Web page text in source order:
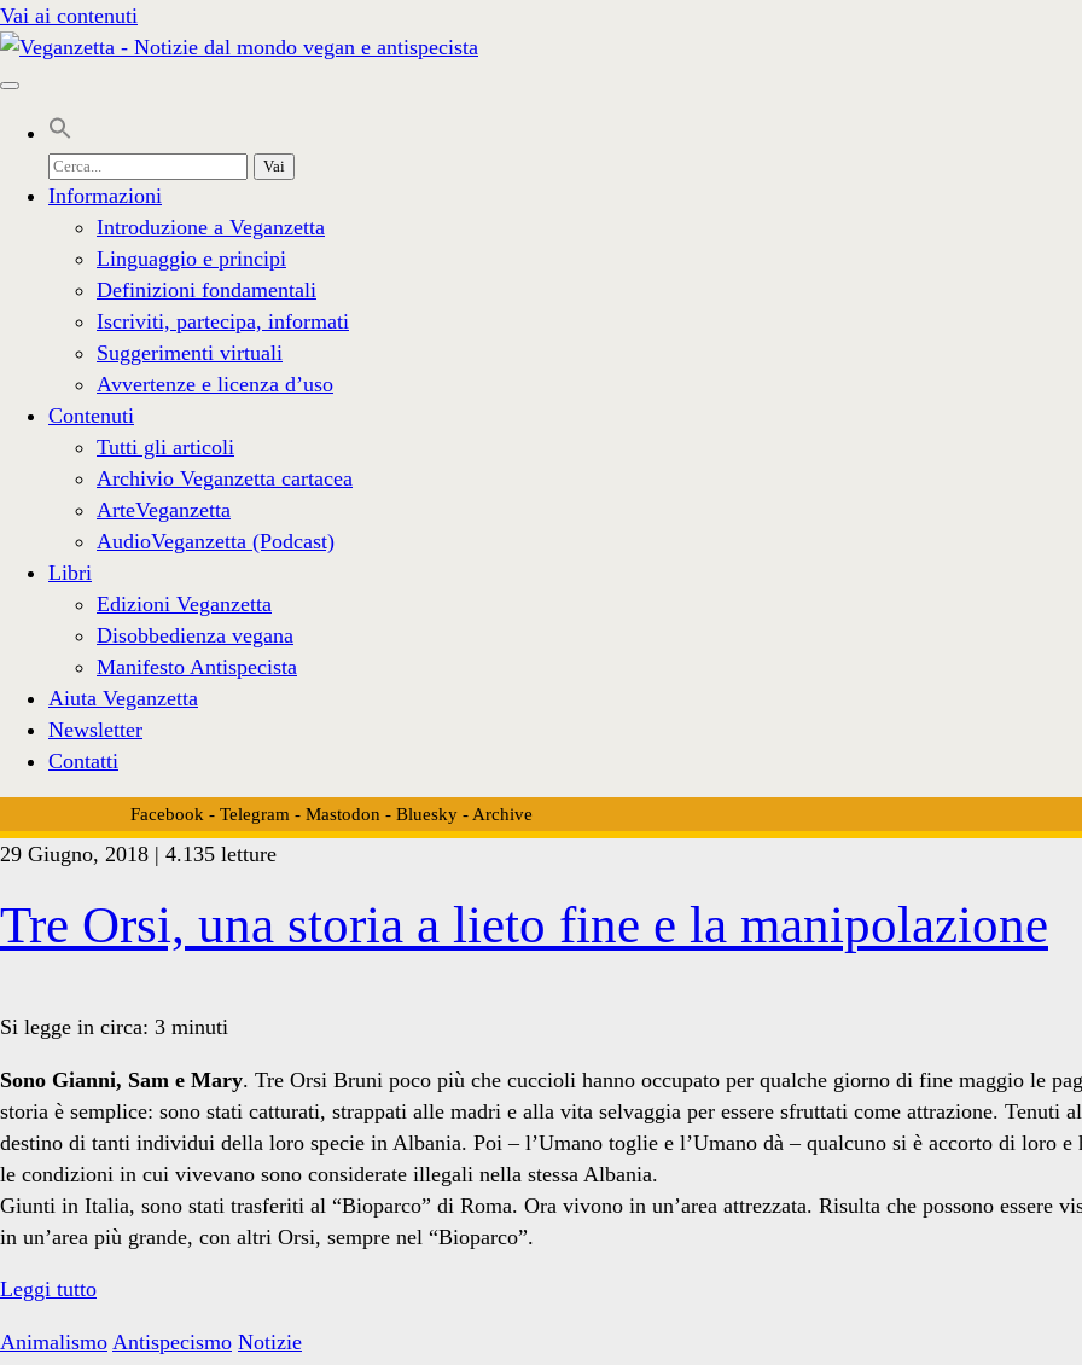
Vai ai contenuti
Cerca
per:
Informazioni
Introduzione a Veganzetta
Linguaggio e principi
Definizioni fondamentali
Iscriviti, partecipa, informati
Suggerimenti virtuali
Avvertenze e licenza d’uso
Contenuti
Tutti gli articoli
Archivio Veganzetta cartacea
ArteVeganzetta
AudioVeganzetta (Podcast)
Libri
Edizioni Veganzetta
Disobbedienza vegana
Manifesto Antispecista
Aiuta Veganzetta
Newsletter
Contatti
Facebook - Telegram - Mastodon - Bluesky- Archive
orsi
bruni
bioparco</span>
29 Giugno, 2018 | 4.135 letture
Tre Orsi, una storia a lieto fine e la manipolazione
Si legge in circa: 3 minuti
Sono Gianni, Sam e Mary. Tre Orsi Bruni poco più che cuccioli hanno occupato per qualche giorno di fine maggio le
storia è semplice: sono stati catturati, strappati alle madri e alla vita selvaggia per essere sfruttati come attrazione.
destino di tanti individui della loro specie in Albania. Poi – l’Umano toglie e l’Umano dà – qualcuno si è accorto di loro
le condizioni in cui vivevano sono considerate illegali nella stessa Albania.
Giunti in Italia, sono stati trasferiti al “Bioparco” di Roma. Ora vivono in un’area attrezzata. Risulta che possono essere
in un’area più grande, con altri Orsi, sempre nel “Bioparco”.
Leggi tuttoTre
una
Animalismo Antispecismo Notizie